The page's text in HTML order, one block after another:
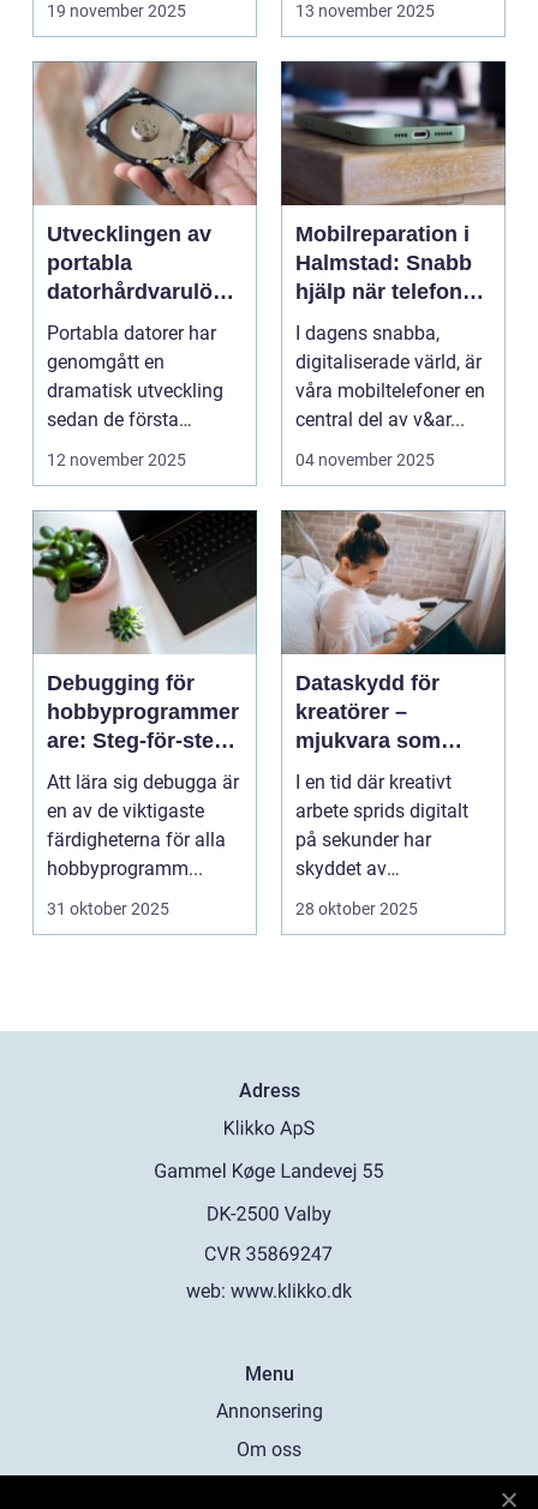
19 november 2025 13 november 2025
Utvecklingen av
portabla
datorhårdvarulösn
ingar
Portabla datorer har
genomgått en
dramatisk utveckling
sedan de första
bärbara model...
12 november 2025
Mobilreparation i
Halmstad: Snabb
hjälp när telefonen
gått sönder
I dagens snabba,
digitaliserade värld, är
våra mobiltelefoner en
central del av v&ar...
04 november 2025
Debugging för
hobbyprogrammer
are: Steg-för-steg-
metoder
Att lära sig debugga är
en av de viktigaste
färdigheterna för alla
hobbyprogramm...
31 oktober 2025
Dataskydd för
kreatörer –
mjukvara som
skyddar
intellektuellt
kapital
I en tid där kreativt
arbete sprids digitalt
på sekunder har
skyddet av
intellektuellt ka...
28 oktober 2025
Adress
web: www.klikko.dk
Menu
Annonsering
Om oss